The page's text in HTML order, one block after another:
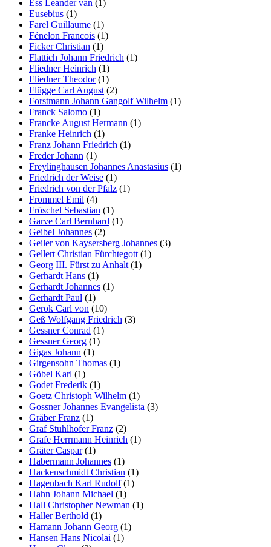
Ess Leander van (1)
Eusebius (1)
Farel Guillaume (1)
Fénelon Francois (1)
Ficker Christian (1)
Flattich Johann Friedrich (1)
Fliedner Heinrich (1)
Fliedner Theodor(1)
Flügge Carl August (2)
Forstmann Johann Gangolf Wilhelm (1)
Franck Salomo (1)
Francke August Hermann (1)
Franke Heinrich (1)
Franz Johann Friedrich (1)
Freder Johann (1)
Freylinghausen Johannes Anastasius (1)
Friedrich der Weise (1)
Friedrich von der Pfalz (1)
Frommel Emil (4)
Fröschel Sebastian (1)
Garve Carl Bernhard (1)
Geibel Johannes (2)
Geiler von Kaysersberg Johannes (3)
Gellert Christian Fürchtegott (1)
Georg III. Fürst zu Anhalt (1)
Gerhardt Hans (1)
Gerhardt Johannes (1)
Gerhardt Paul (1)
Gerok Carl von (10)
Geß Wolfgang Friedrich (3)
Gessner Conrad (1)
Gessner Georg (1)
Gigas Johann (1)
Girgensohn Thomas (1)
Göbel Karl (1)
Godet Frederik (1)
Goetz Christoph Wilhelm (1)
Gossner Johannes Evangelista (3)
Gräber Franz (1)
Graf Stuhlhofer Franz (2)
Grafe Herrmann Heinrich (1)
Gräter Caspar(1)
Habermann Johannes (1)
Hackenschmidt Christian (1)
Hagenbach Karl Rudolf(1)
Hahn Johann Michael (1)
Hall Christopher Newman (1)
Haller Berthold (1)
Hamann Johann Georg (1)
Hansen Hans Nicolai (1)